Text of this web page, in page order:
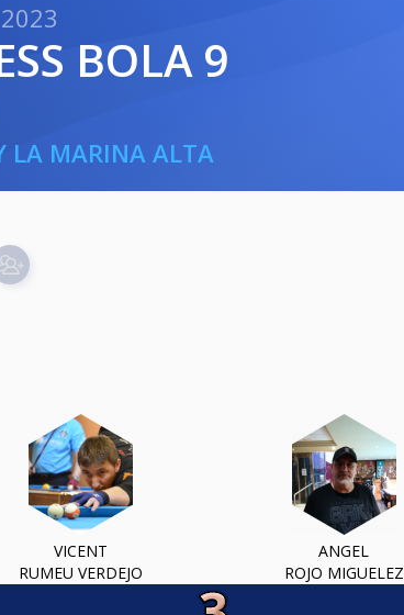
BOLA 9
LA MARINA ALTA
VICENT
RUMEU VERDEJO
ANGEL
ROJO MIGUELEZ